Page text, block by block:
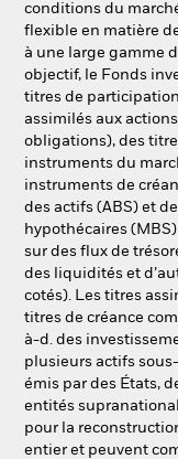
conditions du
flexible en matière
à une large gamme
objectif, le Fonds
titres de
assimilés aux
obligations), des
instruments du
instruments de
des actifs (ABS) et
hypothécaires
sur des flux de
des liquidités et
cotés). Les titres
titres de créance
à-d. des
plusieurs actifs
émis par des États,
entités
pour la
entier et peuvent